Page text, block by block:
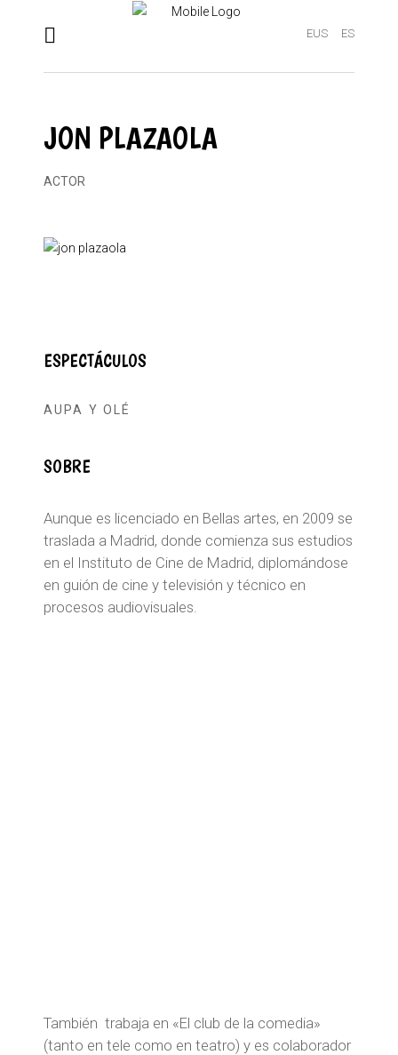
EUS ES
JON PLAZAOLA
ACTOR
ESPECTÁCULOS
AUPA Y OLÉ
SOBRE
Aunque es licenciado en Bellas artes, en 2009 se
traslada a Madrid, donde comienza sus estudios
en el Instituto de Cine de Madrid, diplomándose
en guión de cine y televisión y técnico en
procesos audiovisuales.
También trabaja en «El club de la comedia»
(tanto en tele como en teatro) y es colaborador